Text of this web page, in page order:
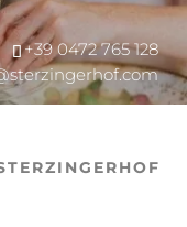
+39 0472 765 128
+39 0472 765 128
+39 0472 765 128
+39 0472 765 128